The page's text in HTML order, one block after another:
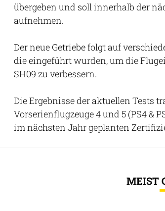
übergeben und soll innerhalb der
aufnehmen.
Der neue Getriebe folgt auf
die eingeführt wurden, um die
SH09 zu verbessern.
Die Ergebnisse der aktuellen Tests
Vorserienflugzeuge 4 und 5 (PS4 &
im nächsten Jahr geplanten
MEIST